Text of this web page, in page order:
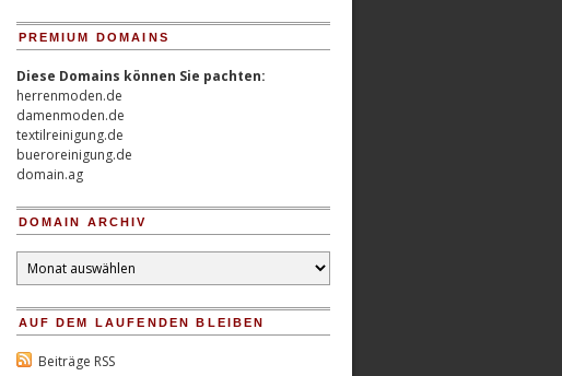
PREMIUM DOMAINS
Diese Domains können Sie pachten:
herrenmoden.de
damenmoden.de
textilreinigung.de
bueroreinigung.de
domain.ag
DOMAIN ARCHIV
Domain
Archiv
AUF DEM LAUFENDEN BLEIBEN
Beiträge RSS